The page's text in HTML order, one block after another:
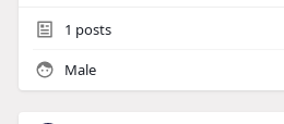
1 posts
Male